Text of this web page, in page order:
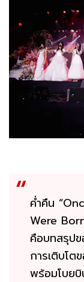
ค่ำคืน
Were
คือบทสรุป
การเติบโต
พร้อมโบย